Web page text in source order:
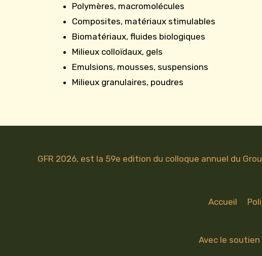
Polymères, macromolécules
Composites, matériaux stimulables
Biomatériaux, fluides biologiques
Milieux colloïdaux, gels
Emulsions, mousses, suspensions
Milieux granulaires, poudres
GFR 2026, est la 59e edition du colloque annuel du
Accueil
Avec le soutien